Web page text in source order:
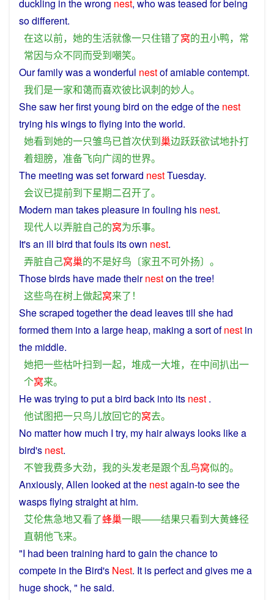
duckling in thewrong nest, whowasteased for being
sodifferent.
在这以前， 她的生活就像一只住错了窝的丑小鸭， 常
常因与众不同而受到嘲笑。
Ourfamilywasawonderful nestofamiablecontempt.
我们是一家和蔼而喜欢彼比讽刺的妙人。
Shesaw herfirstyoung bird on theedgeofthe nest
trying hiswingstoflying intotheworld.
她看到她的一只雏鸟已首次伏到巢边跃跃欲试地扑打
着翅膀， 准备飞向广阔的世界。
The meeting wassetforward nestTuesday.
会议已提前到下星期二召开了。
Modern man takespleasure in fouling his nest.
现代人以弄脏自己的窝为乐事。
It'san ill bird thatfouls itsown nest.
弄脏自己窝巢的不是好鸟 〔家丑不可外扬〕。
Thosebirds have madetheirneston thetree!
这些鸟在树上做起窝来了 ！
Shescraped togetherthe dead leavestill she had
formed them intoa large heap, making asort ofnest in
the middle.
她把一些枯叶扫到一起， 堆成一大堆， 在中间扒出一
个窝来。
Hewastrying toputabird back into its nest .
他试图把一只鸟儿放回它的窝去。
No matterhow much I try, my hairalways looks likea
bird's nest.
不管我费多大劲， 我的头发老是跟个乱鸟窝似的。
Anxiously, Allen looked at the nestagain-toseethe
waspsflying straightat him.
艾伦焦急地又看了蜂巢一眼——结果只看到大黄蜂径
直朝他飞来。
"I had been training hard togain thechanceto
compete in the Bird's Nest. It isperfectand gives mea
hugeshock, " he said.